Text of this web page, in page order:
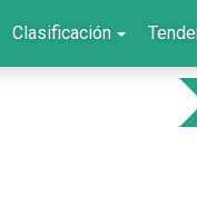
Clasificación